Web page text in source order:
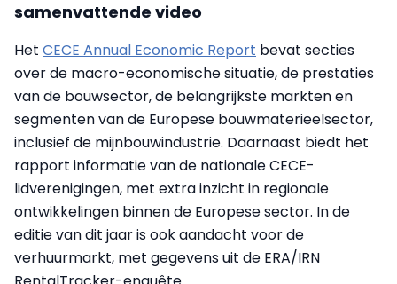
samenvattende video
Het CECE Annual Economic Report bevat secties
over de macro-economische situatie, de prestaties
van de bouwsector, de belangrijkste markten en
segmenten van de Europese bouwmaterieelsector,
inclusief de mijnbouwindustrie. Daarnaast biedt het
rapport informatie van de nationale CECE-
lidverenigingen, met extra inzicht in regionale
ontwikkelingen binnen de Europese sector. In de
editie van dit jaar is ook aandacht voor de
verhuurmarkt, met gegevens uit de ERA/IRN